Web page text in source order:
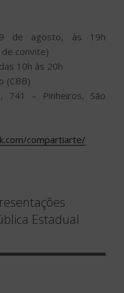
9 de agosto, às 19h
convite)
10h às 20h
(CBB)
741 – Pinheiros, São
compartiarte/
Estadual